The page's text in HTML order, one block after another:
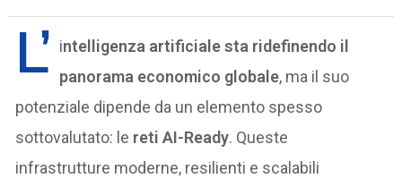
L’ intelligenza artificiale sta ridefinendo il
panorama economico globale, ma il suo
potenziale dipende da un elemento spesso
sottovalutato: le reti AI-Ready. Queste
infrastrutture moderne, resilienti e scalabili